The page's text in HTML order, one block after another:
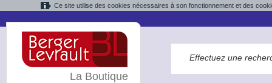
Ce site utilise des cookies nécessaires à son fonctionnement et des
La Boutique